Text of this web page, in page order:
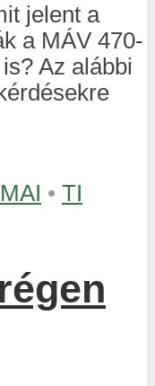
jelent a
a MÁV 470-
Az alábbi
• TI